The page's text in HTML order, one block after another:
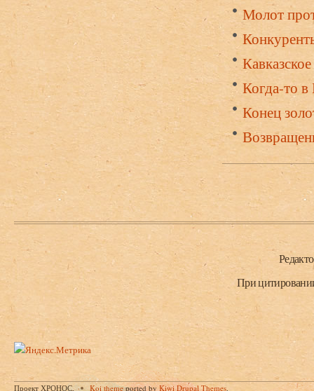
Молот
Когда-то в
Конец
Нижний колонтитул
При
Проект ХРОНОС. Koi themeported byKiwi Drupal Themes.